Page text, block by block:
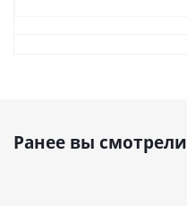
Ранее вы смотрели